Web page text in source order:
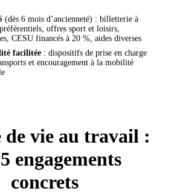
(dès 6 mois d’ancienneté) : billetterie à
offres sport et loisirs,
CESU financés à 20 %, aides diverses
facilitée : dispositifs de prise en charge
et encouragement à la mobilité
de vie au travail :
engagements
concrets